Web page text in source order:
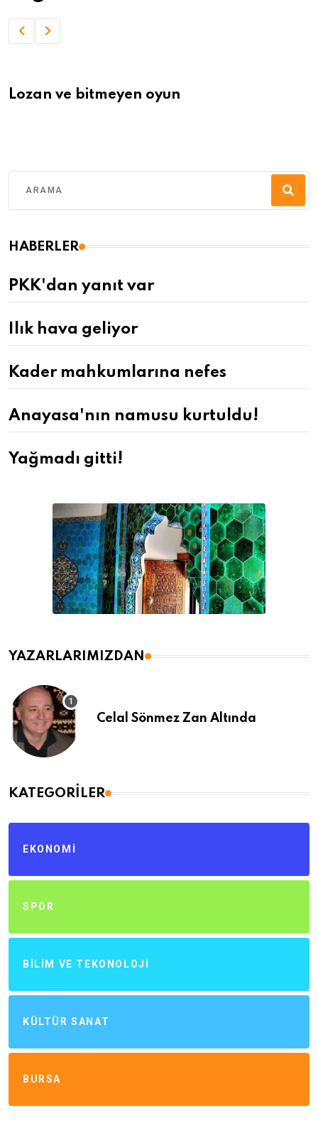
Lozan ve bitmeyen oyun
HABERLER
PKK'dan yanıt var
Ilık hava geliyor
Kader mahkumlarına nefes
Anayasa'nın namusu kurtuldu!
Yağmadı gitti!
YAZARLARIMIZDAN
Celal Sönmez Zan Altında
KATEGORILER
EKONOMI
SPOR
BILIM VE TEKONOLOJI
KÜLTÜR SANAT
BURSA